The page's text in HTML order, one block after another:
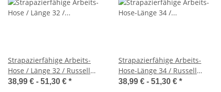
Strapazierfähige Arbeits-
Hose / Länge 32 / Russell
015M
38,99 € - 51,30 € *
Strapazierfähige Arbeits-
Hose-Länge 34 / Russell
015M
38,99 € - 51,30 € *